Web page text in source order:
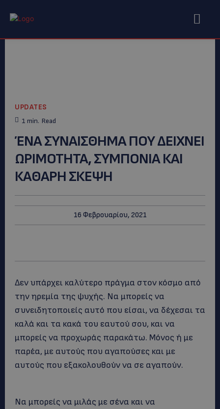
UPDATES
1 min. Read
ΈΝΑ ΣΥΝΑΙΣΘΗΜΑ ΠΟΥ ΔΕΙΧΝΕΙ
ΩΡΙΜΟΤΗΤΑ, ΣΥΜΠΟΝΙΑ ΚΑΙ
ΚΑΘΑΡΗ ΣΚΕΨΗ
16 Φεβρουαρίου, 2021
Δεν υπάρχει καλύτερο πράγμα στον κόσμο από
την ηρεμία της ψυχής. Να μπορείς να
συνειδητοποιείς αυτό που είσαι, να δέχεσαι τα
καλά και τα κακά του εαυτού σου, και να
μπορείς να προχωράς παρακάτω. Μόνος ή με
παρέα, με αυτούς που αγαπούσες και με
αυτούς που εξακολουθούν να σε αγαπούν.
Να μπορείς να μιλάς με σένα και να